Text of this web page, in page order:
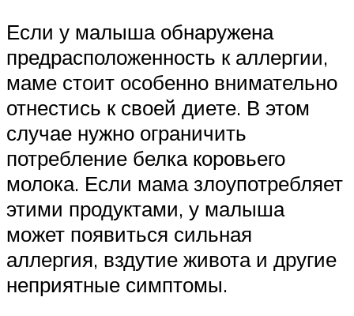
Если у малыша обнаружена
предрасположенность к аллергии,
маме стоит особенно внимательно
отнестись к своей диете. В этом
случае нужно ограничить
потребление белка коровьего
молока. Если мама злоупотребляет
этими продуктами, у малыша
может появиться сильная
аллергия, вздутие живота и другие
неприятные симптомы.